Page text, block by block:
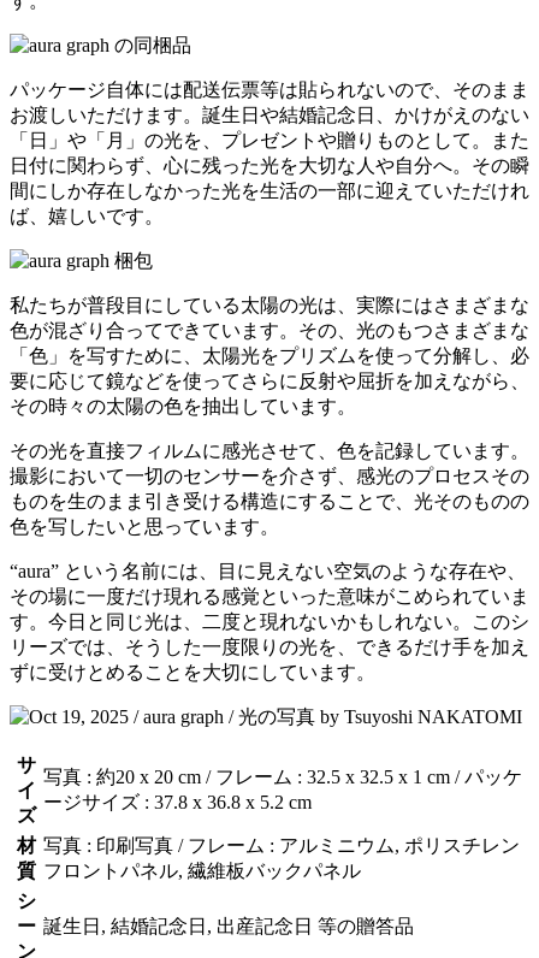
パッケージ自体には配送伝票等は貼られないので、そのまま
お渡しいただけます。誕生日や結婚記念日、かけがえのない
「日」や「月」の光を、プレゼントや贈りものとして。また
日付に関わらず、心に残った光を大切な人や自分へ。その瞬
間にしか存在しなかった光を生活の一部に迎えていただけれ
ば、嬉しいです。
私たちが普段目にしている太陽の光は、実際にはさまざまな
色が混ざり合ってできています。その、光のもつさまざまな
「色」を写すために、太陽光をプリズムを使って分解し、必
要に応じて鏡などを使ってさらに反射や屈折を加えながら、
その時々の太陽の色を抽出しています。
その光を直接フィルムに感光させて、色を記録しています。
撮影において一切のセンサーを介さず、感光のプロセスその
ものを生のまま引き受ける構造にすることで、光そのものの
色を写したいと思っています。
“aura” という名前には、目に見えない空気のような存在や、
その場に一度だけ現れる感覚といった意味がこめられていま
す。今日と同じ光は、二度と現れないかもしれない。このシ
リーズでは、そうした一度限りの光を、できるだけ手を加え
ずに受けとめることを大切にしています。
サ
イ
ズ
写真 : 約20 x 20 cm / フレーム : 32.5 x 32.5 x 1 cm / パッケ
ージサイズ : 37.8 x 36.8 x 5.2 cm
材
質
写真 : 印刷写真 / フレーム : アルミニウム, ポリスチレン
フロントパネル, 繊維板バックパネル
シ
ー
ン
誕生日, 結婚記念日, 出産記念日 等の贈答品